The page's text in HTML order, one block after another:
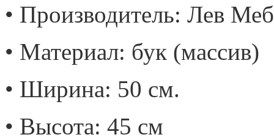
• Производитель: Лев
• Материал: бук (массив)
• Ширина: 50 см.
• Высота: 45 см